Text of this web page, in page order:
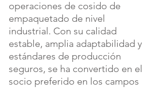
operaciones de cosido de
empaquetado de nivel
industrial. Con su calidad
estable, amplia adaptabilidad y
estándares de producción
seguros, se ha convertido en el
socio preferido en los campos